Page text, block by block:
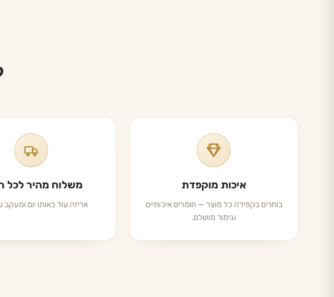
איכות מוקפדת
בוחרים בקפידה כל מוצר — חומרים איכותיים
וגימור מושלם.
משלוח מהיר לכל
אריזה עוד באותו יום ומעקב